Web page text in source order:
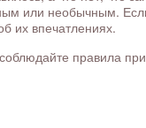
или необычным.
их впечатлениях.
правила